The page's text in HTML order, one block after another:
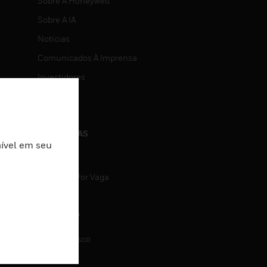
Sobre A IA
Notícias
Comunicados À Imprensa
Investidores
CARREIRAS
Pesquisa Por Vaga
CONTATO
Fale Conosco
em seu